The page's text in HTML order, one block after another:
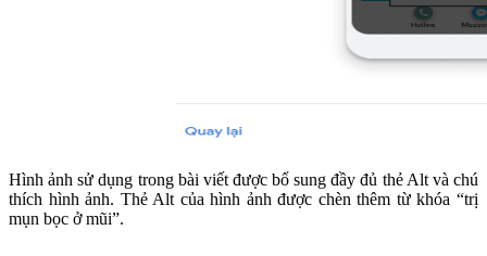
Hình ảnh sử dụng trong bài viết được bổ sung đầy đủ thẻ Alt và chú
thích hình ảnh. Thẻ Alt của hình ảnh được chèn thêm từ khóa “trị
mụn bọc ở mũi”.